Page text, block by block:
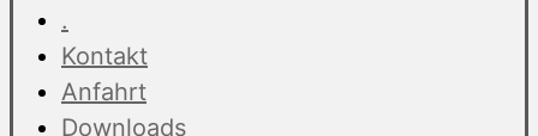
.
Kontakt
Anfahrt
Downloads